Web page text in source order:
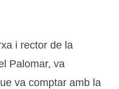
i rector de la
Palomar, va
va comptar amb la